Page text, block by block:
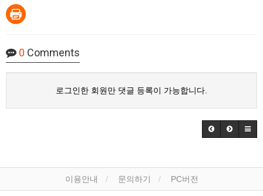
0 Comments
로그인한 회원만 댓글 등록이 가능합니다.
이용안내 문의하기 PC버전